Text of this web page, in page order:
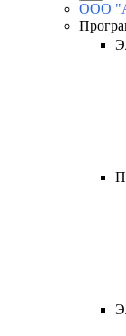
ООО